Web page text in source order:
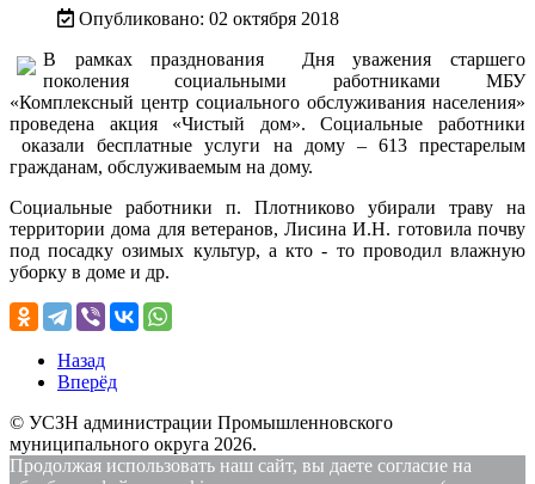
Опубликовано: 02 октября 2018
В рамках празднования Дня уважения старшего
поколения социальными работниками МБУ
«Комплексный центр социального обслуживания населения»
проведена акция «Чистый дом». Социальные работники
оказали бесплатные услуги на дому – 613 престарелым
гражданам, обслуживаемым на дому.
Социальные работники п. Плотниково убирали траву на
территории дома для ветеранов, Лисина И.Н. готовила почву
под посадку озимых культур, а кто - то проводил влажную
уборку в доме и др.
Назад
Вперёд
© УСЗН администрации Промышленновского
муниципального округа 2026.
Продолжая использовать наш сайт, вы даете согласие на